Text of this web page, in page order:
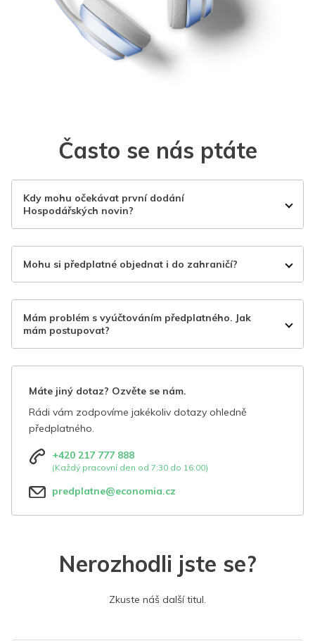
Často se nás ptáte
Kdy mohu očekávat první dodání
Hospodářských novin?
Mohu si předplatné objednat i do zahraničí?
Mám problém s vyúčtováním předplatného. Jak
mám postupovat?
Máte jiný dotaz? Ozvěte se nám.
Rádi vám zodpovíme jakékoliv dotazy ohledně
předplatného.
+420 217 777 888
(Každý pracovní den od 7:30 do 16:00)
predplatne@economia.cz
Nerozhodli jste se?
Zkuste náš další titul.